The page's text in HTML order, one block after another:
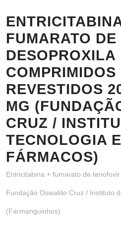
FUMARATO
DESOPROXILA
COMPRIMIDOS
REVESTIDOS
MG
CRUZ /
TECNOLOGIA
FÁRMACOS)
Entricitabina + fumarato de
Fundação Oswaldo Cruz / Instituto
(Farmanguinhos)